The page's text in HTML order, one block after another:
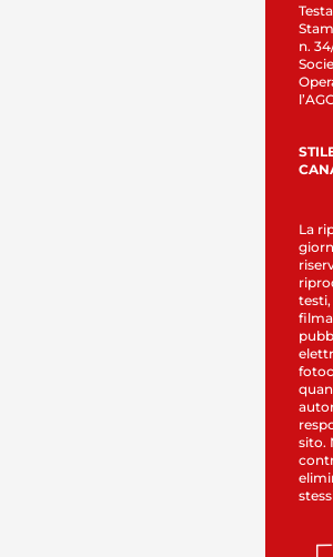
n.
La
sito.